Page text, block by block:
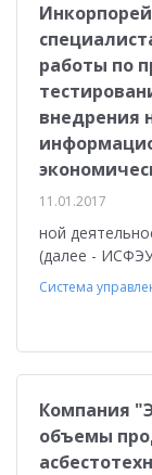
работы по
внедрения
11.01.2017
ной
(далее -
Система
Компания
объемы